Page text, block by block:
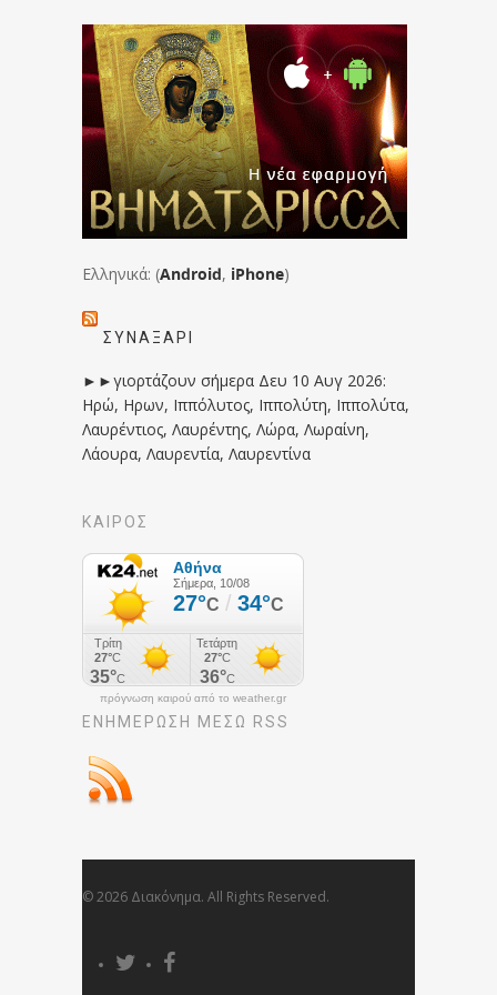
Ελληνικά: (Android, iPhone)
ΣΥΝΑΞΆΡΙ
►►γιορτάζουν σήμερα Δευ 10 Αυγ 2026:
Ηρώ, Ηρων, Ιππόλυτος, Ιππολύτη, Ιππολύτα,
Λαυρέντιος, Λαυρέντης, Λώρα, Λωραίνη,
Λάουρα, Λαυρεντία, Λαυρεντίνα
ΚΑΙΡΟΣ
πρόγνωση καιρού από το weather.gr
ΕΝΗΜΈΡΩΣΉ ΜΕΣΩ RSS
© 2026 Διακόνημα. All Rights Reserved.